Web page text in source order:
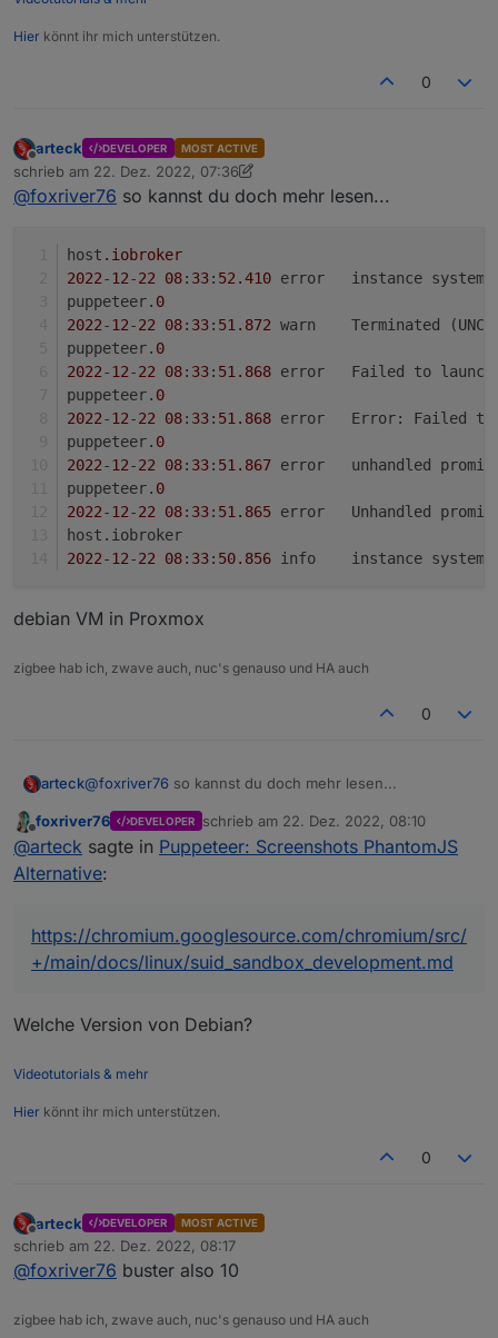
Hier könnt ihr mich unterstützen.
0
Offline
arteck DEVELOPER MOST ACTIVE
schrieb am 22. Dez. 2022, 07:36
zuletzt editiert von arteck
@foxriver76 so kannst du doch mehr lesen...
host .iobroker
2022-12-22 08: 33: 52.410
error	instance
puppeteer. 0
2022-12-22 08: 33: 51.872
warn	Terminated
puppeteer. 0
2022-12-22 08: 33: 51.868
error	Failed to
puppeteer. 0
2022-12-22 08: 33: 51.868
error	Error:
puppeteer. 0
2022-12-22 08: 33: 51.867
error	unhandled
puppeteer. 0
2022-12-22 08: 33: 51.865
error	Unhandled
host.iobroker
2022-12-22 08: 33: 50.856
info	instance
debian VM in Proxmox
zigbee hab ich, zwave auch, nuc's genauso und HA auch
0
arteck@foxriver76 so kannst du doch mehr lesen...
host.iobroker
2022-12-22 08:33:52.410	error	instance
puppeteer.0
2022-12-22 08:33:51.868	error	Failed to launch
puppeteer.0
2022-12-22 08:33:51.868	error	Error: Failed to
2022-12-22 08:33:51.867	error	unhandled
host.iobroker
Offline
foxriver76 DEVELOPER schrieb am 22. Dez. 2022, 08:10
zuletzt editiert von
@arteck sagte in Puppeteer: Screenshots PhantomJS
Alternative:
https://chromium.googlesource.com/chromium/src/
+/main/docs/linux/suid_sandbox_development.md
Welche Version von Debian?
Videotutorials & mehr
Hier könnt ihr mich unterstützen.
0
Offline
arteck DEVELOPER MOST ACTIVE
schrieb am 22. Dez. 2022, 08:17
zuletzt editiert von
@foxriver76 buster also 10
zigbee hab ich, zwave auch, nuc's genauso und HA auch